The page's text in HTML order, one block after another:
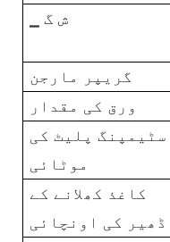
▁ ش گ
گریپر مارجن
ورق کی مقدار
سٹیمپنگ پلیٹ کی
موٹائی
کاغذ کھلانے کے
ڈھیر کی اونچائی